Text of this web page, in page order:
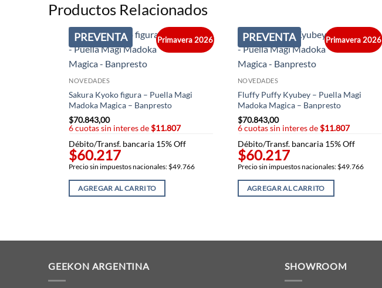
Productos Relacionados
PREVENTA Primavera 2026
NOVEDADES
Sakura Kyoko figura – Puella Magi
Madoka Magica – Banpresto
$70.843,00
6 cuotas sin interes de$11.807
Débito/Transf. bancaria 15% Off
$60.217
Precio sin impuestos nacionales: $49.766
AGREGAR AL CARRITO
PREVENTA Primavera 2026
NOVEDADES
Fluffy Puffy Kyubey – Puella Magi
Madoka Magica – Banpresto
$70.843,00
6 cuotas sin interes de$11.807
Débito/Transf. bancaria 15% Off
$60.217
Precio sin impuestos nacionales: $49.766
AGREGAR AL CARRITO
GEEKON ARGENTINA SHOWROOM